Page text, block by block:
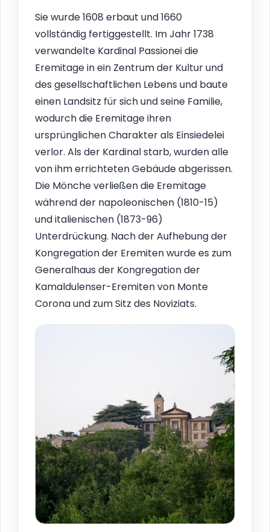
Sie wurde 1608 erbaut und 1660
vollständig fertiggestellt. Im Jahr 1738
verwandelte Kardinal Passionei die
Eremitage in ein Zentrum der Kultur und
des gesellschaftlichen Lebens und baute
einen Landsitz für sich und seine Familie,
wodurch die Eremitage ihren
ursprünglichen Charakter als Einsiedelei
verlor. Als der Kardinal starb, wurden alle
von ihm errichteten Gebäude abgerissen.
Die Mönche verließen die Eremitage
während der napoleonischen (1810-15)
und italienischen (1873-96)
Unterdrückung. Nach der Aufhebung der
Kongregation der Eremiten wurde es zum
Generalhaus der Kongregation der
Kamaldulenser-Eremiten von Monte
Corona und zum Sitz des Noviziats.